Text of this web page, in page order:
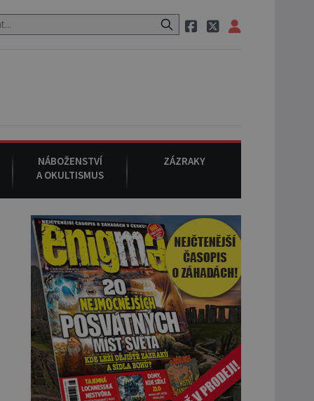
pak si na ulici zavolá taxi, nasedne do něj a už ho nikdy nikdo
NÁBOŽENSTVÍ
A OKULTISMUS
ZÁZRAKY